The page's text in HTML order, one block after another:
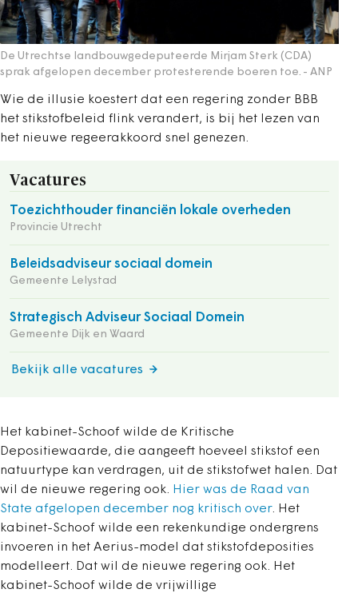
De Utrechtse landbouwgedeputeerde Mirjam Sterk (CDA)
sprak afgelopen december protesterende boeren toe. - ANP
Wie de illusie koestert dat een regering zonder BBB
het stikstofbeleid flink verandert, is bij het lezen van
het nieuwe regeerakkoord snel genezen.
Vacatures
Toezichthouder financiën lokale overheden
Provincie Utrecht
Beleidsadviseur sociaal domein
Gemeente Lelystad
Strategisch Adviseur Sociaal Domein
Gemeente Dijk en Waard
Bekijk alle vacatures
Het kabinet-Schoof wilde de Kritische
Depositiewaarde, die aangeeft hoeveel stikstof een
natuurtype kan verdragen, uit de stikstofwet halen. Dat
wil de nieuwe regering ook. Hier was de Raad van
State afgelopen december nog kritisch over. Het
kabinet-Schoof wilde een rekenkundige ondergrens
invoeren in het Aerius-model dat stikstofdeposities
modelleert. Dat wil de nieuwe regering ook. Het
kabinet-Schoof wilde de vrijwillige